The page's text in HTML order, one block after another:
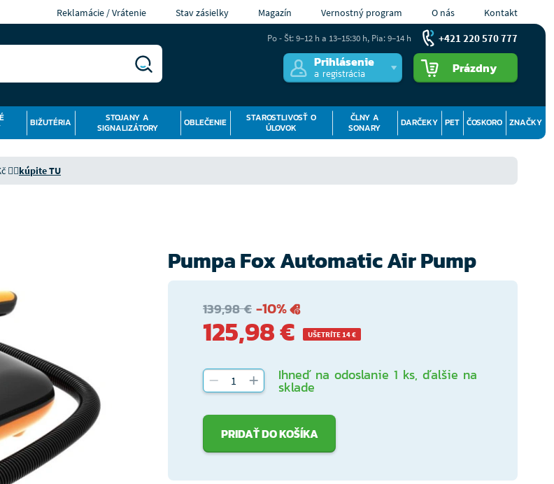
Reklamácie / Vrátenie Stav zásielky Magazín Vernostný program O nás Kontakt
Prihlásenie
a registrácia Prázdny
BIŽUTÉRIA
STOJANY A
SIGNALIZÁTORY
OBLEČENIE
STAROSTLIVOSŤ O
ÚLOVOK
ČLNY A
SONARY
DARČEKY PET ČOSKORO ZNAČKY
Po - Št: 9–12 h a 13–15:30 h, Pia: 9–14 h +421 220 570 777
kúpite TU
Pumpa Fox Automatic Air Pump
139,98 € -10%
125,98 € UŠETRÍTE 14 €
Ihneď na odoslanie 1 ks, ďalšie na
sklade
PRIDAŤ DO KOŠÍKA